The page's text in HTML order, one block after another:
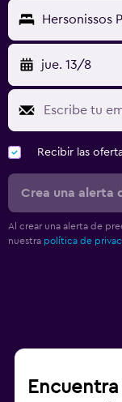
Hersonissos
jue. 13/8
Recibir las
Crea una alerta
Al crear una alerta de
nuestra política de